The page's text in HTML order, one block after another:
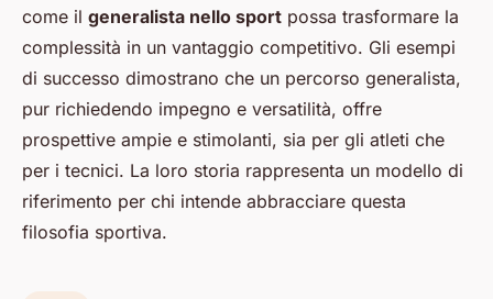
come il generalista nello sport possa trasformare la
complessità in un vantaggio competitivo. Gli esempi
di successo dimostrano che un percorso generalista,
pur richiedendo impegno e versatilità, offre
prospettive ampie e stimolanti, sia per gli atleti che
per i tecnici. La loro storia rappresenta un modello di
riferimento per chi intende abbracciare questa
filosofia sportiva.